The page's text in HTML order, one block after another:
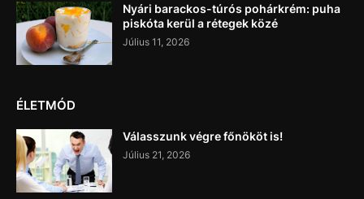
Nyári barackos-túrós pohárkrém: puha
piskóta kerül a rétegek közé
Július 11, 2026
ÉLETMÓD
Válasszunk végre főnököt is!
Július 21, 2026